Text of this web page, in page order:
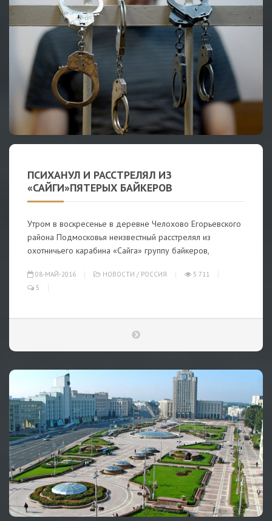
ПСИХАНУЛ И РАССТРЕЛЯЛ ИЗ
«САЙГИ»ПЯТЕРЫХ БАЙКЕРОВ
Утром в воскресенье в деревне Челохово Егорьевского
района Подмосковья неизвестный расстрелял из
охотничьего карабина «Сайга» группу байкеров,
08-МАЙ-2016 НОВОСТИ / РОССИЯ
5 711
5